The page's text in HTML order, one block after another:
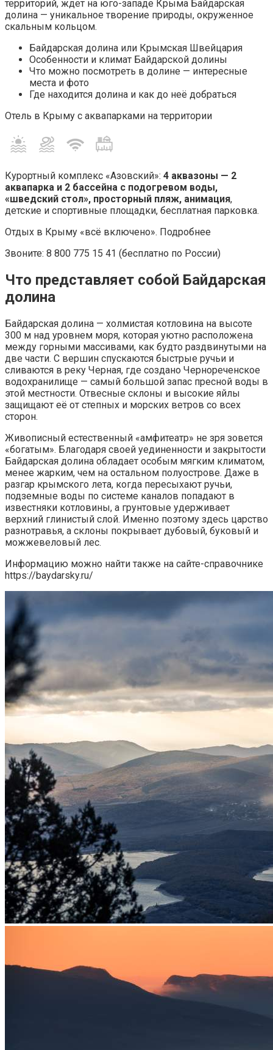
территорий, ждет на юго-западе Крыма Байдарская
долина — уникальное творение природы, окруженное
скальным кольцом.
Байдарская долина или Крымская Швейцария
Особенности и климат Байдарской долины
Что можно посмотреть в долине — интересные
места и фото
Где находится долина и как до неё добраться
Отель в Крыму с аквапарками на территории
Курортный комплекс «Азовский»: 4 аквазоны — 2
аквапарка и 2 бассейна с подогревом воды,
«шведский стол», просторный пляж, анимация,
детские и спортивные площадки, бесплатная парковка.
Отдых в Крыму «всё включено». Подробнее
Звоните: 8 800 775 15 41 (бесплатно по России)
Что представляет собой Байдарская
долина
Байдарская долина — холмистая котловина на высоте
300 м над уровнем моря, которая уютно расположена
между горными массивами, как будто раздвинутыми на
две части. С вершин спускаются быстрые ручьи и
сливаются в реку Черная, где создано Чернореченское
водохранилище — самый большой запас пресной воды в
этой местности. Отвесные склоны и высокие яйлы
защищают её от степных и морских ветров со всех
сторон.
Живописный естественный «амфитеатр» не зря зовется
«богатым». Благодаря своей уединенности и закрытости
Байдарская долина обладает особым мягким климатом,
менее жарким, чем на остальном полуострове. Даже в
разгар крымского лета, когда пересыхают ручьи,
подземные воды по системе каналов попадают в
известняки котловины, а грунтовые удерживает
верхний глинистый слой. Именно поэтому здесь царство
разнотравья, а склоны покрывает дубовый, буковый и
можжевеловый лес.
Информацию можно найти также на сайте-справочнике
https://baydarsky.ru/